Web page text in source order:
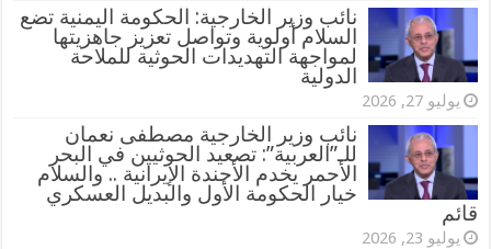
نائب وزير الخارجية: الحكومة اليمنية تضع
السلام أولوية وتواصل تعزيز جاهزيتها
لمواجهة التهديدات الحوثية للملاحة
الدولية
يوليو 27, 2026
نائب وزير الخارجية مصطفى نعمان
للـ”العربية”: تصعيد الحوثيين في البحر
الأحمر يخدم الأجندة الإيرانية .. والسلام
خيار الحكومة الأول والبديل العسكري
قائم
يوليو 23, 2026